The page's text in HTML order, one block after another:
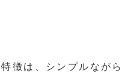
徴は、シンプルながら